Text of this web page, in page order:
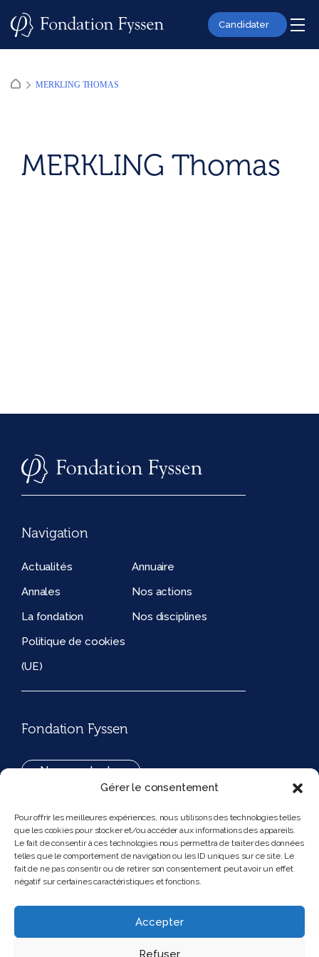
Gérer le consentement
Pour offrir les meilleures expériences, nous utilisons des technologies telles
que les cookies pour stocker et/ou accéder aux informations des appareils.
Le fait de consentir à ces technologies nous permettra de traiter des données
telles que le comportement de navigation ou les ID uniques sur ce site. Le
fait de ne pas consentir ou de retirer son consentement peut avoir un effet
négatif sur certaines caractéristiques et fonctions.
Accepter
Refuser
Candidater
MERKLING THOMAS
MERKLING Thomas
Navigation
Actualités
Annuaire
Annales
Nos actions
La fondation
Nos disciplines
Politique de cookies
(UE)
Fondation Fyssen
Nous contacter
194, rue de Rivoli 75001 Paris France
Nous suivre